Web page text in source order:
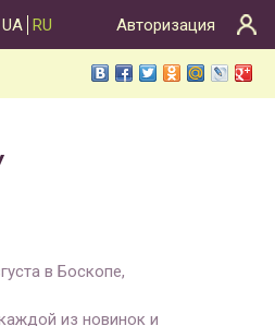
UA RU Авторизация
в Боскопе,
из новинок и